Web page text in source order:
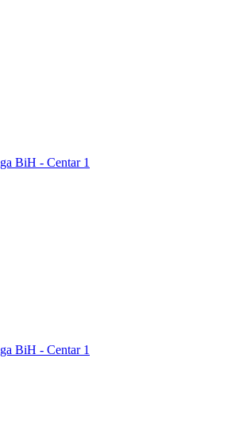
BiH - Centar 1
BiH - Centar 1